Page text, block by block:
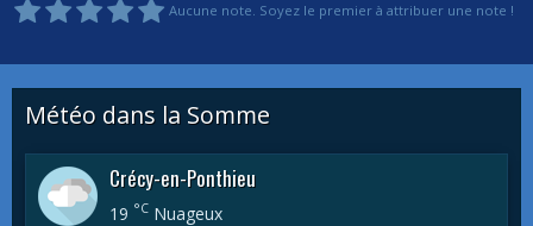
Aucune note. Soyez le premier à attribuer une note !
Météo dans la Somme
Crécy-en-Ponthieu
19 °C Nuageux